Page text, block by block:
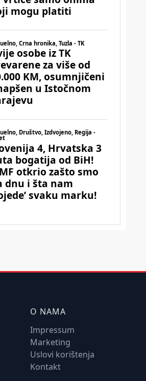
O NAMA
Impressum
Marketing
Uslovi korištenja
Kontakt